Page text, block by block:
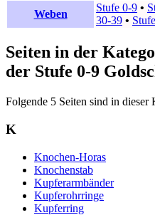
Weben
Stufe 0-9 •
30-39 •
Seiten in der
der Stufe 0-9
Folgende 5 Seiten sind in dieser
K
Knochen-Horas
Knochenstab
Kupferarmbänder
Kupferohrringe
Kupferring